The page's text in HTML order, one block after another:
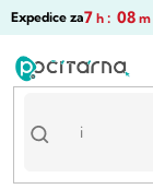
PřejítExpedice za7 h : 08 m